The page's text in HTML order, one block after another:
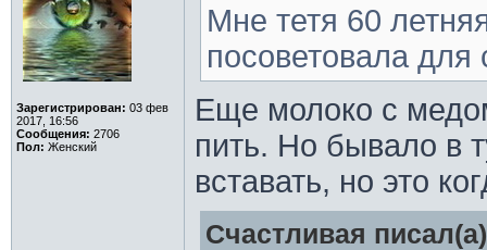
Зарегистрирован: 03 фев
2017, 16:56
Сообщения: 2706
Пол: Женский
Мне тетя 60
посоветовала для
Еще молоко с
пить. Но бывало в
вставать, но это
Счастливая